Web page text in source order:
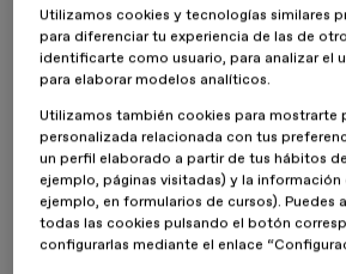
espiritualidad. Ya no son solo prendas
que nos sumergen en la filosofía de la
bienestar.
Prepandemia ya hablábamos deGOOPde
un negocio donde la belleza y el bienestar
holístico, y donde lo intangible parece que
compramos ciertos productos. Más allá de
propongo en este post algunas marcas, la
podamos empezar a practicar, sin por ello
Además estas disciplinas necesitan de un
Utilizamos cookies y tecnologías similares
para diferenciar tu experiencia de las de
identificarte como usuario, para analizar el
para elaborar modelos analíticos.
Utilizamos también cookies para mostrarte
personalizada relacionada con tus
un perfil elaborado a partir de tus hábitos
ejemplo, páginas visitadas) y la
ejemplo, en formularios de cursos). Puedes
todas las cookies pulsando el botón
configurarlas mediante el enlace